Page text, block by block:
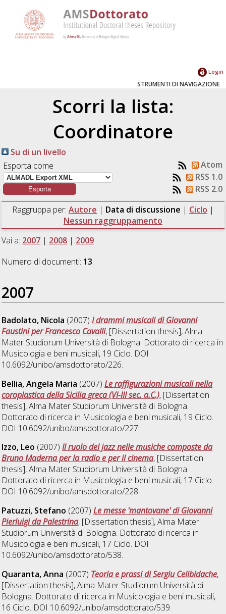
Login
STRUMENTI DI NAVIGAZIONE
Scorri la lista:
Coordinatore
Su di un livello
Esporta come
Atom
RSS 1.0
RSS 2.0
Raggruppa per: Autore | Data di discussione | Ciclo |
Nessun raggruppamento
Vai a: 2007 | 2008 | 2009
Numero di documenti: 13.
2007
Badolato, Nicola (2007)I drammi musicali di Giovanni
Faustini per Francesco Cavalli, [Dissertation thesis], Alma
Mater Studiorum Università di Bologna. Dottorato di ricerca in
Musicologia e beni musicali, 19 Ciclo. DOI
10.6092/unibo/amsdottorato/226.
Bellia, Angela Maria (2007)Le raffigurazioni musicali nella
coroplastica della Sicilia greca (VI-III sec. a.C.), [Dissertation
thesis], Alma Mater Studiorum Università di Bologna.
Dottorato di ricerca in Musicologia e beni musicali, 19 Ciclo.
DOI 10.6092/unibo/amsdottorato/227.
Izzo, Leo (2007)Il ruolo del jazz nelle musiche composte da
Bruno Maderna per la radio e per il cinema, [Dissertation
thesis], Alma Mater Studiorum Università di Bologna.
Dottorato di ricerca in Musicologia e beni musicali, 17 Ciclo.
DOI 10.6092/unibo/amsdottorato/228.
Patuzzi, Stefano (2007)Le messe 'mantovane' di Giovanni
Pierluigi da Palestrina, [Dissertation thesis], Alma Mater
Studiorum Università di Bologna. Dottorato di ricerca in
Musicologia e beni musicali, 17 Ciclo. DOI
10.6092/unibo/amsdottorato/538.
Quaranta, Anna (2007) Teoria e prassi di Sergiu Celibidache,
[Dissertation thesis], Alma Mater Studiorum Università di
Bologna. Dottorato di ricerca in Musicologia e beni musicali,
16 Ciclo. DOI 10.6092/unibo/amsdottorato/539.